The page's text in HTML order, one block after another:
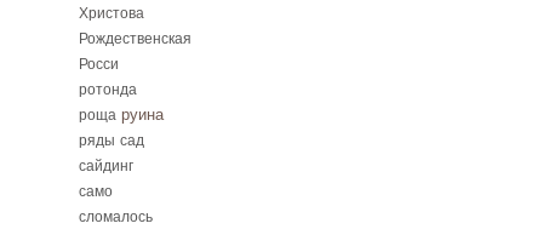
Христова
Рождественская
Росси
ротонда
роща руина
ряды сад
сайдинг
само
сломалось